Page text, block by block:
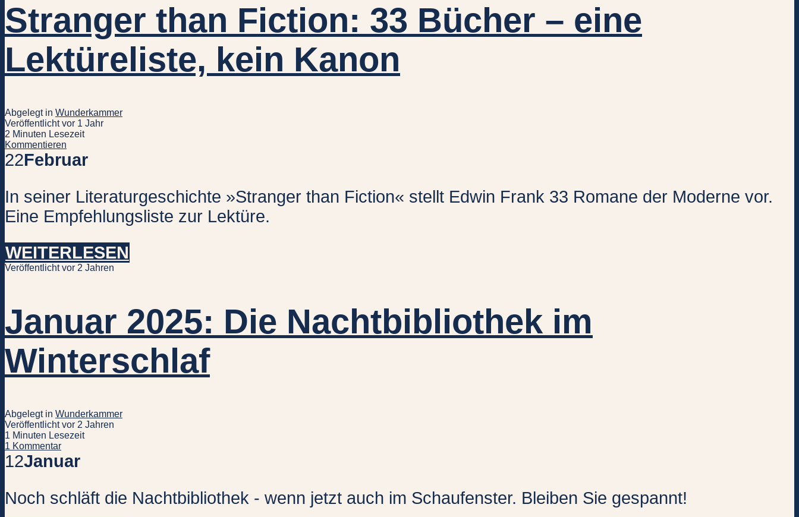
Stranger than Fiction: 33 Bücher – eine
Lektüreliste, kein Kanon
Abgelegt in Wunderkammer
Veröffentlicht vor 1 Jahr
2 Minuten Lesezeit
Kommentieren
22Februar
In seiner Literaturgeschichte »Stranger than Fiction« stellt Edwin Frank 33 Romane der Moderne vor.
Eine Empfehlungsliste zur Lektüre.
WEITERLESEN
Veröffentlicht vor 2 Jahren
Januar 2025: Die Nachtbibliothek im
Winterschlaf
Abgelegt in Wunderkammer
Veröffentlicht vor 2 Jahren
1 Minuten Lesezeit
1 Kommentar
12Januar
Noch schläft die Nachtbibliothek - wenn jetzt auch im Schaufenster. Bleiben Sie gespannt!